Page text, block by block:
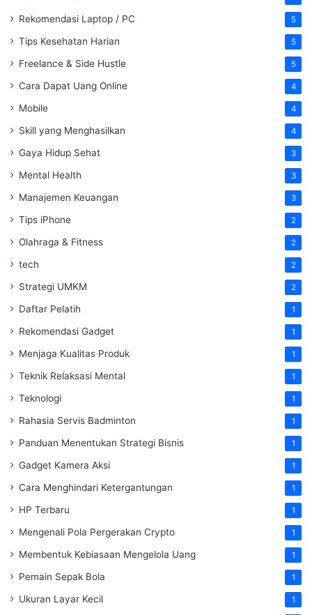
Rekomendasi Laptop / PC 5
Tips Kesehatan Harian 5
Freelance & Side Hustle 5
Cara Dapat Uang Online 4
Mobile 4
Skill yang Menghasilkan 4
Gaya Hidup Sehat 3
Mental Health 3
Manajemen Keuangan 3
Tips iPhone 2
Olahraga & Fitness 2
tech 2
Strategi UMKM 2
Daftar Pelatih 1
Rekomendasi Gadget 1
Menjaga Kualitas Produk 1
Teknik Relaksasi Mental 1
Teknologi 1
Rahasia Servis Badminton 1
Panduan Menentukan Strategi Bisnis 1
Gadget Kamera Aksi 1
Cara Menghindari Ketergantungan 1
HP Terbaru 1
Mengenali Pola Pergerakan Crypto 1
Membentuk Kebiasaan Mengelola Uang 1
Pemain Sepak Bola 1
Ukuran Layar Kecil 1